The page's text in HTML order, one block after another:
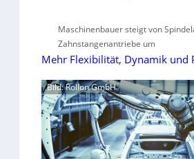
Maschinenbauer steigt von
Zahnstangenantriebe um
Mehr Flexibilität, Dynamik und
Bild: Rollon GmbH